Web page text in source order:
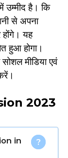
उम्मीद है। कि
से अपना
यह
हुआ होगा।
मीडिया एवं
2023
in